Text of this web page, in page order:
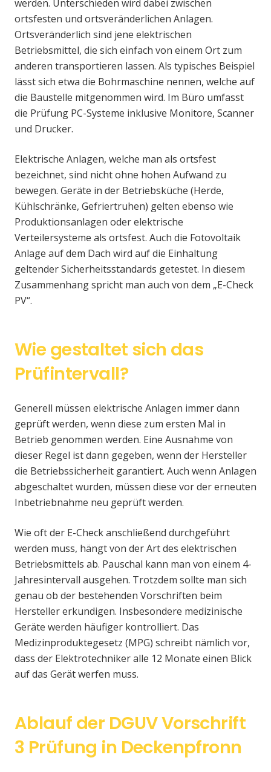
werden. Unterschieden wird dabei zwischen
ortsfesten und ortsveränderlichen Anlagen.
Ortsveränderlich sind jene elektrischen
Betriebsmittel, die sich einfach von einem Ort zum
anderen transportieren lassen. Als typisches Beispiel
lässt sich etwa die Bohrmaschine nennen, welche auf
die Baustelle mitgenommen wird. Im Büro umfasst
die Prüfung PC-Systeme inklusive Monitore, Scanner
und Drucker.
Elektrische Anlagen, welche man als ortsfest
bezeichnet, sind nicht ohne hohen Aufwand zu
bewegen. Geräte in der Betriebsküche (Herde,
Kühlschränke, Gefriertruhen) gelten ebenso wie
Produktionsanlagen oder elektrische
Verteilersysteme als ortsfest. Auch die Fotovoltaik
Anlage auf dem Dach wird auf die Einhaltung
geltender Sicherheitsstandards getestet. In diesem
Zusammenhang spricht man auch von dem „E-Check
PV“.
Wie gestaltet sich das
Prüfintervall?
Generell müssen elektrische Anlagen immer dann
geprüft werden, wenn diese zum ersten Mal in
Betrieb genommen werden. Eine Ausnahme von
dieser Regel ist dann gegeben, wenn der Hersteller
die Betriebssicherheit garantiert. Auch wenn Anlagen
abgeschaltet wurden, müssen diese vor der erneuten
Inbetriebnahme neu geprüft werden.
Wie oft der E-Check anschließend durchgeführt
werden muss, hängt von der Art des elektrischen
Betriebsmittels ab. Pauschal kann man von einem 4-
Jahresintervall ausgehen. Trotzdem sollte man sich
genau ob der bestehenden Vorschriften beim
Hersteller erkundigen. Insbesondere medizinische
Geräte werden häufiger kontrolliert. Das
Medizinproduktegesetz (MPG) schreibt nämlich vor,
dass der Elektrotechniker alle 12 Monate einen Blick
auf das Gerät werfen muss.
Ablauf der DGUV Vorschrift
3 Prüfung in Deckenpfronn